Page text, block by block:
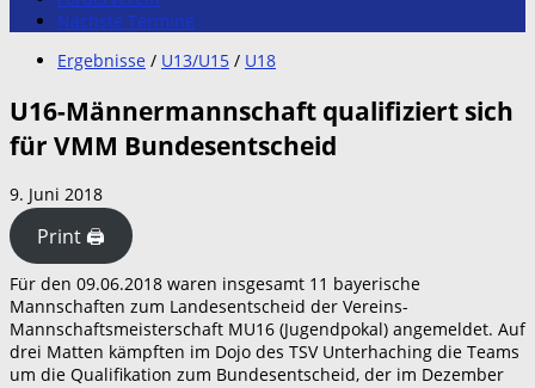
Nächste Termine
Ergebnisse / U13/U15 / U18
U16-Männermannschaft qualifiziert sich
für VMM Bundesentscheid
9. Juni 2018
Print 🖨
Für den 09.06.2018 waren insgesamt 11 bayerische
Mannschaften zum Landesentscheid der Vereins-
Mannschaftsmeisterschaft MU16 (Jugendpokal) angemeldet. Auf
drei Matten kämpften im Dojo des TSV Unterhaching die Teams
um die Qualifikation zum Bundesentscheid, der im Dezember